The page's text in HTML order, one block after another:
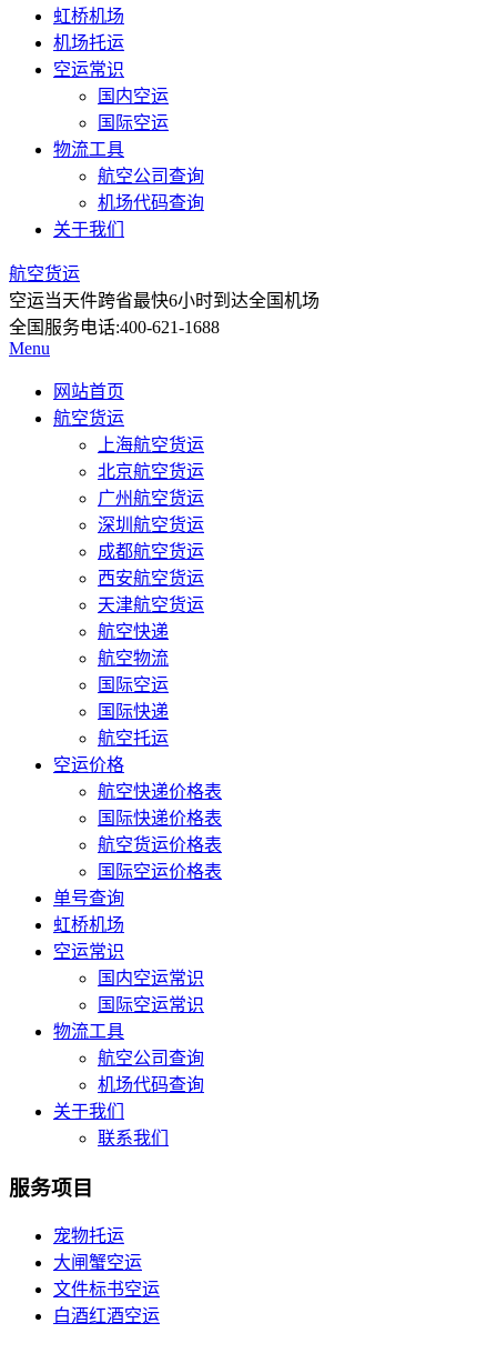
虹桥机场
机场托运
空运常识
国内空运
国际空运
物流工具
航空公司查询
机场代码查询
关于我们
航空货运
空运当天件跨省最快6小时到达全国机场
全国服务电话:400-621-1688
Menu
网站首页
航空货运
上海航空货运
北京航空货运
广州航空货运
深圳航空货运
成都航空货运
西安航空货运
天津航空货运
航空快递
航空物流
国际空运
国际快递
航空托运
空运价格
航空快递价格表
国际快递价格表
航空货运价格表
国际空运价格表
单号查询
虹桥机场
空运常识
国内空运常识
国际空运常识
物流工具
航空公司查询
机场代码查询
关于我们
联系我们
服务项目
宠物托运
大闸蟹空运
文件标书空运
白酒红酒空运